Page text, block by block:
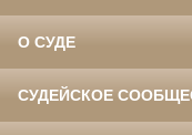
О СУДЕ
СУДЕЙСКОЕ